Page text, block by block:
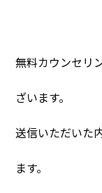
無料カウンセリ
ざいます。​
送信いただいた
ます。​